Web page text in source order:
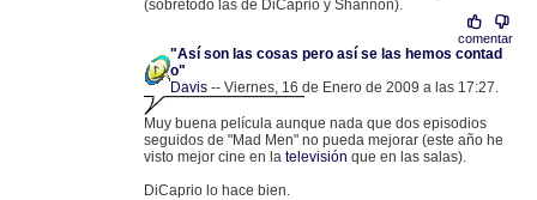
(sobretodo las de DiCaprio y Shannon).
comentar
"Así son las cosas pero así se las hemos contad
o"
Davis -- Viernes, 16 de Enero de 2009 a las 17:27.
Muy buena película aunque nada que dos episodios
seguidos de "Mad Men" no pueda mejorar (este año he
visto mejor cine en la televisión que en las salas).
DiCaprio lo hace bien.